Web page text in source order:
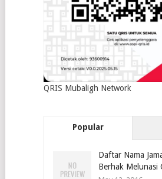
QRIS Mubaligh Network
Popular
Daftar Nama
Berhak Melunasi